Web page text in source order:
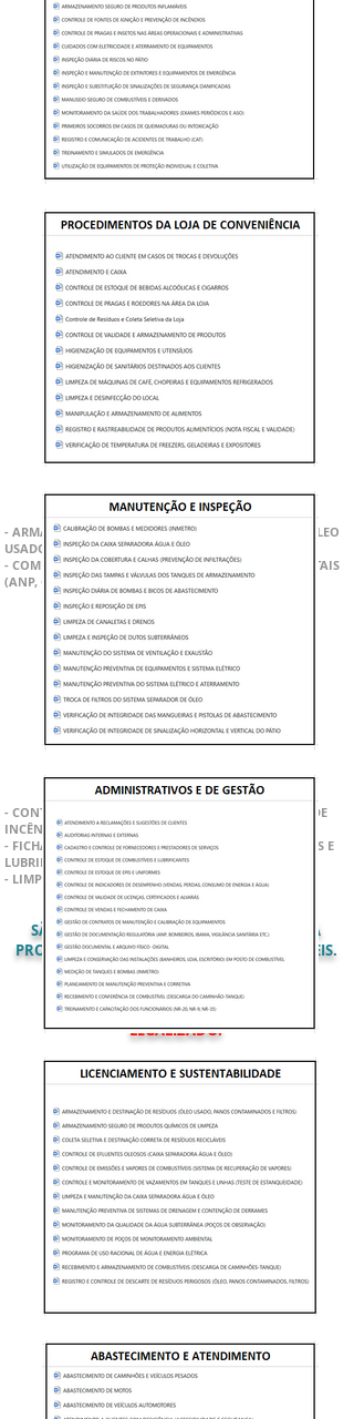
ACOMPANHAMENTO DE GESTÃO
- MANUAL DE BOAS PRÁTICAS -
FICHAS DE REGISTRO
- ARMAZENAMENTO E DESTINAÇÃO DE RESÍDUOS (ÓLEO
USADO, PANOS CONTAMINADOS E FILTROS)
- COMUNICAÇÃO IMEDIATA DE INCIDENTES AMBIENTAIS
(ANP, CETESB, IBAMA)
FICHAS DE CONTROLE
- CONTROLE DE FONTES DE IGNIÇÃO E PREVENÇÃO DE
INCÊNDIOS
- FICHA DE CONTROLE DE ESTOQUE DE COMBUSTÍVEIS E
LUBRIFICANTES
- LIMPEZA E DESINFECÇÃO DO LOCAL
SÃO110DOCUMENTOS PROFISSIONAIS JÁ
PRONTOS PARA USO, TOTALMENTE EDITÁVEIS.
BAIXE AGORA EM SEU CELULAR OU
COMPUTADOR E DEIXE SEU NEGÓCIO
LEGALIZADO!